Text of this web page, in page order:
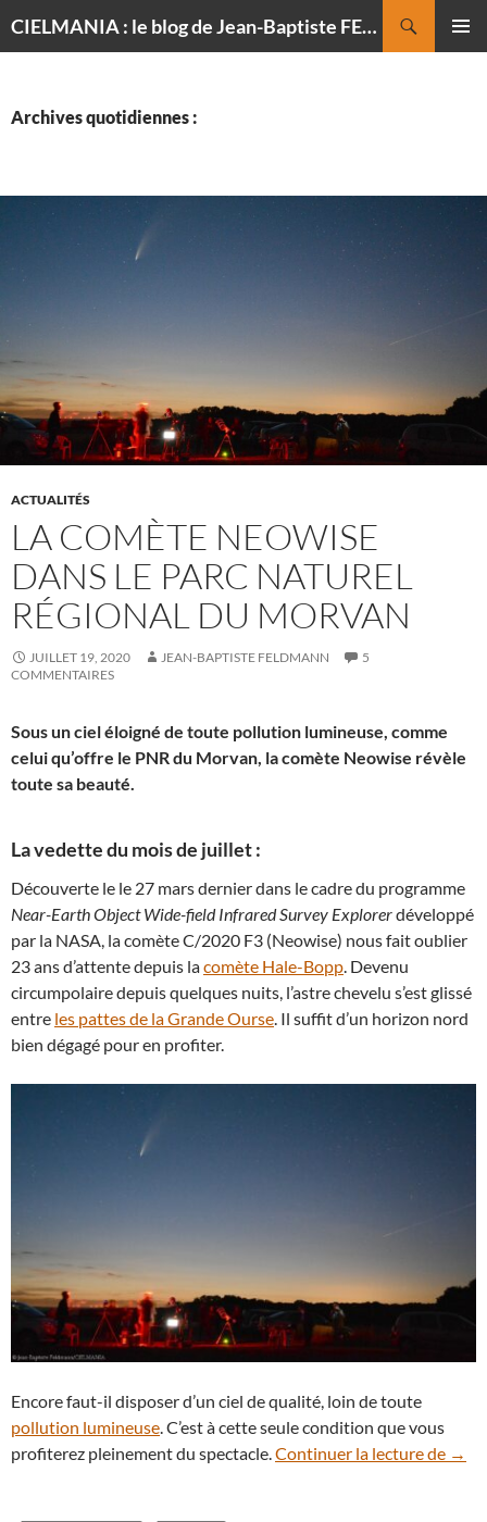
CIELMANIA : le blog de Jean-Baptiste FELDMANN, photographe du ciel
Archives quotidiennes :
ACTUALITÉS
LA COMÈTE NEOWISE
DANS LE PARC NATUREL
RÉGIONAL DU MORVAN
JUILLET 19, 2020 JEAN-BAPTISTE FELDMANN
5
COMMENTAIRES
Sous un ciel éloigné de toute pollution lumineuse, comme
celui qu’offre le PNR du Morvan, la comète Neowise révèle
toute sa beauté.
La vedette du mois de juillet :
Découverte le le 27 mars dernier dans le cadre du programme
Near-Earth Object Wide-field Infrared Survey Explorerdéveloppé
par la NASA, la comète C/2020 F3 (Neowise) nous fait oublier
23 ans d’attente depuis lacomète Hale-Bopp. Devenu
circumpolaire depuis quelques nuits, l’astre chevelu s’est glissé
entre les pattes de la Grande Ourse. Il suffit d’un horizon nord
bien dégagé pour en profiter.
Encore faut-il disposer d’un ciel de qualité, loin de toute
pollution lumineuse. C’est à cette seule condition que vous
profiterez pleinement du spectacle.Continuer la lecture de La
→